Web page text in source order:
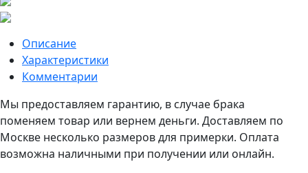
Описание
Характеристики
Комментарии
Мы предоставляем гарантию, в случае брака
поменяем товар или вернем деньги. Доставляем по
Москве несколько размеров для примерки. Оплата
возможна наличными при получении или онлайн.